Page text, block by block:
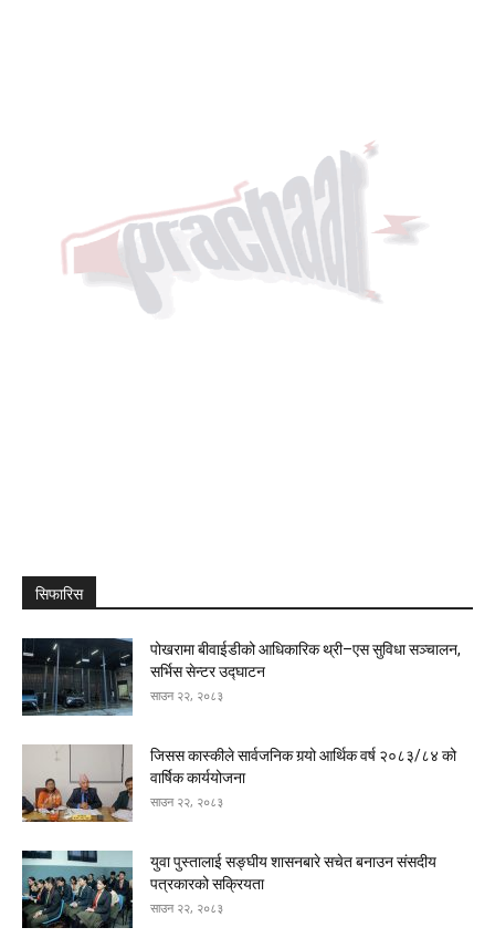
सिफारिस
पोखरामा बीवाईडीको आधिकारिक थ्री–एस सुविधा सञ्चालन,
सर्भिस सेन्टर उद्घाटन
साउन २२, २०८३
जिसस कास्कीले सार्वजनिक गर्‍यो आर्थिक वर्ष २०८३/८४ को
वार्षिक कार्ययोजना
साउन २२, २०८३
युवा पुस्तालाई सङ्घीय शासनबारे सचेत बनाउन संसदीय
पत्रकारको सक्रियता
साउन २२, २०८३